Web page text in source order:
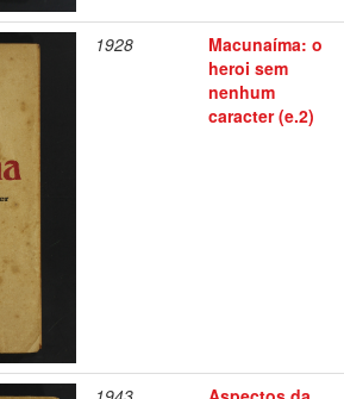
1928
Macunaíma: o
heroi sem
nenhum
caracter (e.2)